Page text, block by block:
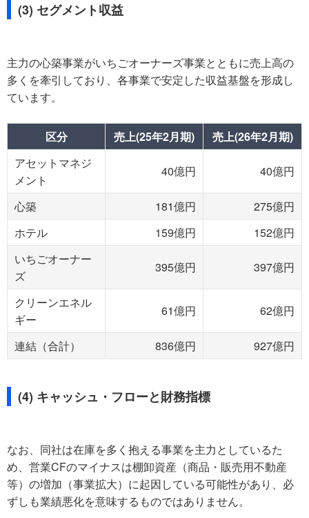
(3) セグメント収益
主力の心築事業がいちごオーナーズ事業とともに売上高の
多くを牽引しており、各事業で安定した収益基盤を形成し
ています。
区分 売上(25年2月期)
売上(26年2月期)
アセットマネジ
メント
40億円 40億円
心築 181億円
275億円
ホテル
159億円
152億円
いちごオーナー
ズ
395億円 397億円
クリーンエネル
ギー
61億円 62億円
連結（合計） 836億円 927億円
(4) キャッシュ・フローと財務指標
なお、同社は在庫を多く抱える事業を主力としているた
め、営業CFのマイナスは棚卸資産（商品・販売用不動産
等）の増加（事業拡大）に起因している可能性があり、必
ずしも業績悪化を意味するものではありません。